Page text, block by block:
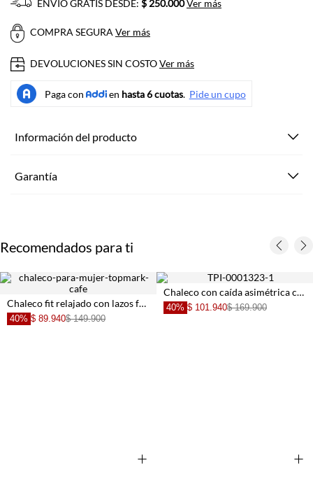
ENVÍO GRATIS DESDE: $ 250.000Ver más
COMPRA SEGURA Ver más
DEVOLUCIONES SIN COSTOVer más
Información del producto
Garantía
Recomendados para ti
+
Chaleco fit relajado con lazos frontales en poliéster beige para mujer
40% $ 89.940$ 149.900
+
Chaleco con caída asimétrica con estructura ligera para mujer
40% $ 101.940$ 169.900